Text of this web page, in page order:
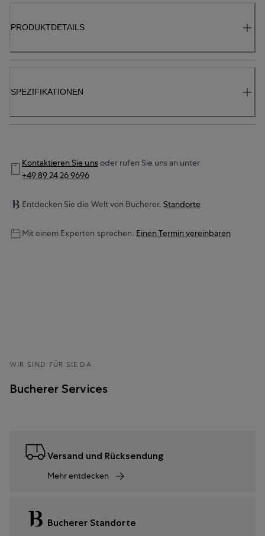
PRODUKTDETAILS
SPEZIFIKATIONEN
Kontaktieren Sie unsoder rufen Sie uns an unter
+49 89 24 26 9696
Entdecken Sie die Welt von Bucherer. Standorte
Mit einem Experten sprechen. Einen Termin vereinbaren
WIR SIND FÜR SIE DA
Bucherer Services
Versand und Rücksendung
Mehr entdecken
Bucherer Standorte